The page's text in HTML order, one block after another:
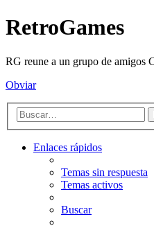
RetroGames
RG reune a un grupo de amigos
Obviar
Enlaces rápidos
Temas sin respuesta
Temas activos
Buscar